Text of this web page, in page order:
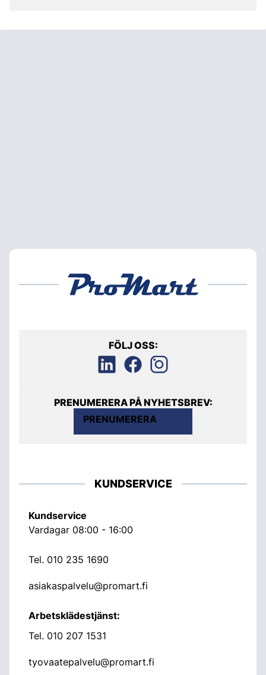
FÖLJ OSS:
PRENUMERERA PÅ NYHETSBREV:
PRENUMERERA
KUNDSERVICE
Kundservice
Vardagar 08:00 - 16:00
Tel. 010 235 1690
asiakaspalvelu@promart.fi
Arbetsklädestjänst:
Tel. 010 207 1531
tyovaatepalvelu@promart.fi